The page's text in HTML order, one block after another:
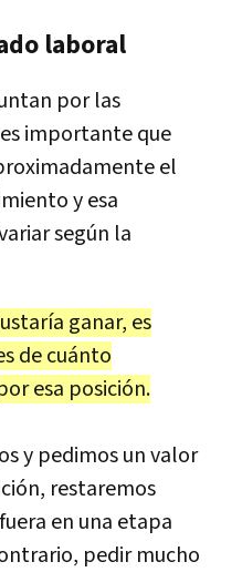
laboral
por las
importante que
el
y esa
según la
ganar, es
de cuánto
esa posición.
y pedimos un valor
restaremos
en una etapa
pedir mucho